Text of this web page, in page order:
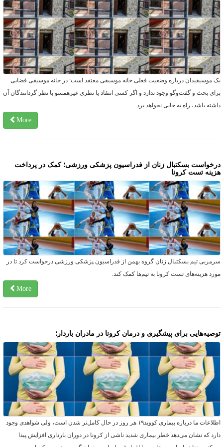
موسیقیدان درباره وضعیت فعلی خانه موسیقی معتقد است: در خانه موسیقی فضایی
بحث و گفت‌وگو وجود ندارد و اگر کسی انتقاد یا نظری غیرهمسو با نظر گردانندگان آن
باشد، راه به جایی نخواهد برد.
More
بسکتبال زنان از فدراسیون پزشکی ورزشی؛ کمک در پرداخت
تست کرونا
تیم بسکتبال زنان گروه بهمن از فدراسیون پزشکی ورزشی درخواست کرد تا در
هزینه‌های تست کرونا به تیم‌ها کمک کند.
More
برای پیشگیری و درمان کرونا در مادران باردار؛
اطلاعات ما درباره بیماری کووید۱۹ هر روز در حال کامل‌تر شدن است، ولی شواهدی وجود
که نشان می‌دهد خطر بیماری شدید ناشی از کرونا در دوران بارداری افزایش پیدا